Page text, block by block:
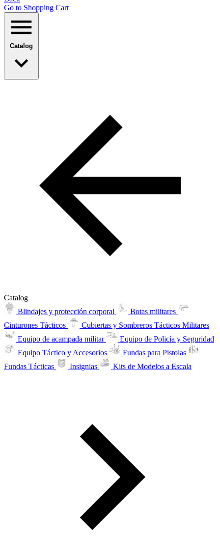
Go to Shopping Сart
Catalog
Catalog
Blindajes y protección corporal
Botas militares
Cinturones Tácticos
Cubiertas y Sombreros Tácticos Militares
Equipo de acampada militar
Equipo de Policía y Seguridad
Equipo Táctico y Accesorios
Fundas para Pistolas
Fundas Tácticas
Insignias Kits de Modelos a Escala